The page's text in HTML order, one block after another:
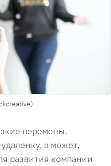
перемены.
а может,
развития компании